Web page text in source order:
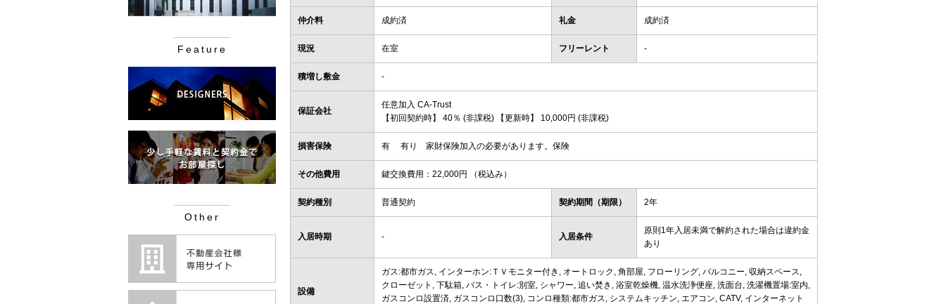
仲介料 成約済 礼金 成約済
現況 在室 フリーレント -
積増し敷金 -
保証会社
任意加入 CA-Trust
【初回契約時】 40％ (非課税) 【更新時】 10,000円 (非課税)
損害保険 有 有り 家財保険加入の必要があります。保険
その他費用 鍵交換費用：22,000円 （税込み）
契約種別 普通契約 契約期間（期限） 2年
入居時期 - 入居条件
原則1年入居未満で解約された場合は違約金
あり
設備
ガス:都市ガス, インターホン:ＴＶモニター付き, オートロック, 角部屋, フローリング, バルコニー, 収納スペース,
クローゼット, 下駄箱, バス・トイレ:別室, シャワー, 追い焚き, 浴室乾燥機, 温水洗浄便座, 洗面台, 洗濯機置場:室内,
ガスコンロ設置済, ガスコンロ口数(3), コンロ種類:都市ガス, システムキッチン, エアコン, CATV, インターネット
Feature
Other